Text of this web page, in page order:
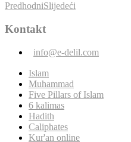
PredhodniSlijedeći
Kontakt
info@e-delil.com
Islam
Muhammad
Five Pillars of Islam
6 kalimas
Hadith
Caliphates
Kur'an online